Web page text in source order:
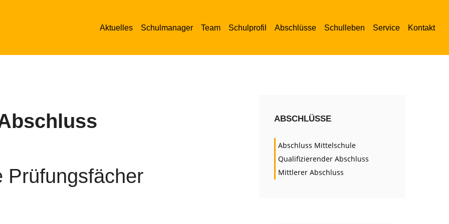
Aktuelles Schulmanager Team Schulprofil Abschlüsse Schulleben Service Kontakt
Prüfungsfächer
ABSCHLÜSSE
Abschluss Mittelschule
Qualifizierender Abschluss
Mittlerer Abschluss